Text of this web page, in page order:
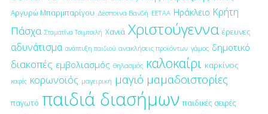
Αργυρώ Μπαρμπαρίγου Δέσποινα Βανδή ΕΕΤΑΑ Ηράκλειο Κρήτη
Πάσχα Σταματίνα Τσιμτσιλή Χανιά Χριστούγεννα έρευνες
αδυνάτισμα ανάπτυξη παιδιού ανακλήσεις προϊόντων γάμος δημοτικό
διακοπές εμβολιασμός θηλασμός καλοκαίρι καρκίνος
καφές κορωνοϊός μαγειρική μαγιό μαμαδοιστορίες
παγωτό παιδιά διασήμων παιδικές σειρές